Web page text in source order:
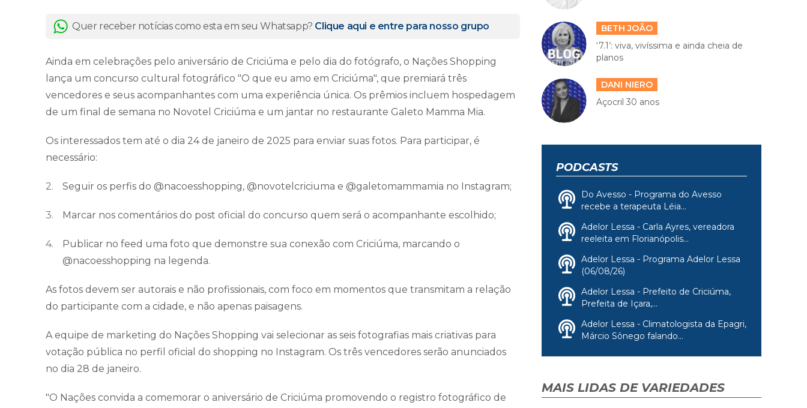
Quer receber notícias como esta em seu Whatsapp? Clique aqui e entre para nosso grupo
Ainda em celebrações pelo aniversário de Criciúma e pelo dia do fotógrafo, o Nações Shopping
lança um concurso cultural fotográfico "O que eu amo em Criciúma", que premiará três
vencedores e seus acompanhantes com uma experiência única. Os prêmios incluem hospedagem
de um final de semana no Novotel Criciúma e um jantar no restaurante Galeto Mamma Mia.
Os interessados tem até o dia 24 de janeiro de 2025 para enviar suas fotos. Para participar, é
necessário:
Seguir os perfis do @nacoesshopping, @novotelcriciuma e @galetomammamia no Instagram;
Marcar nos comentários do post oficial do concurso quem será o acompanhante escolhido;
Publicar no feed uma foto que demonstre sua conexão com Criciúma, marcando o
@nacoesshopping na legenda.
As fotos devem ser autorais e não profissionais, com foco em momentos que transmitam a relação
do participante com a cidade, e não apenas paisagens.
A equipe de marketing do Nações Shopping vai selecionar as seis fotografias mais criativas para
votação pública no perfil oficial do shopping no Instagram. Os três vencedores serão anunciados
no dia 28 de janeiro.
"O Nações convida a comemorar o aniversário de Criciúma promovendo o registro fotográfico de
BETH JOÃO
‘7.1’: viva, vivíssima e ainda cheia de
planos
DANI NIERO
Açocril 30 anos
PODCASTS
Do Avesso - Programa do Avesso
recebe a terapeuta Léia...
Adelor Lessa - Carla Ayres, vereadora
reeleita em Florianópolis...
Adelor Lessa - Programa Adelor Lessa
(06/08/26)
Adelor Lessa - Prefeito de Criciúma,
Prefeita de Içara,...
Adelor Lessa - Climatologista da Epagri,
Márcio Sônego falando...
MAIS LIDAS DE VARIEDADES